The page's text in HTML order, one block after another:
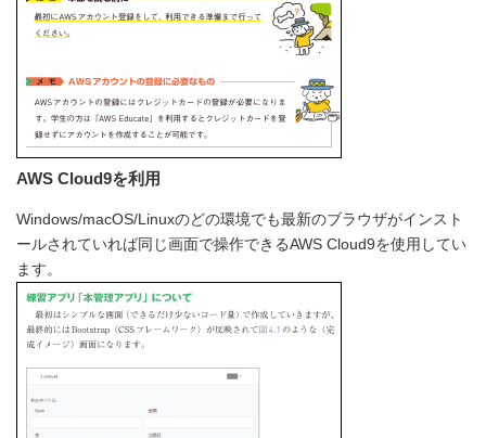
AWS Cloud9を利用
Windows/macOS/Linuxのどの環境でも最新のブラウザがインスト
ールされていれば同じ画面で操作できるAWS Cloud9を使用してい
ます。